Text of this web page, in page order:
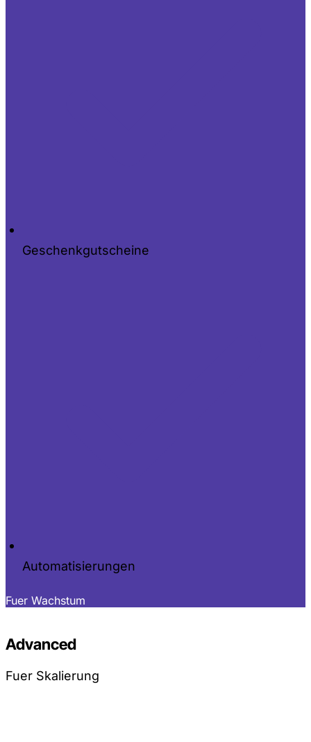
Geschenkgutscheine
Automatisierungen
Fuer Wachstum
Advanced
Fuer Skalierung